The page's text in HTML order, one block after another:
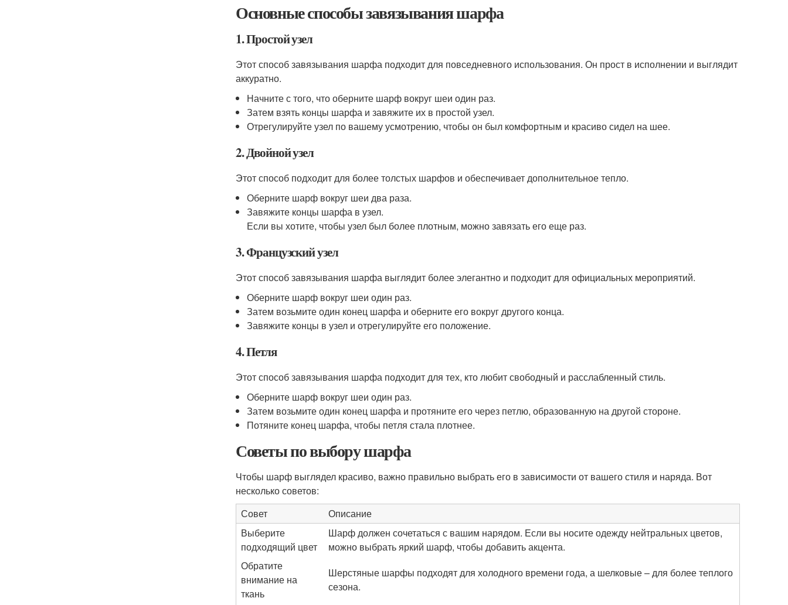
Основные способы завязывания шарфа
1. Простой узел
Этот способ завязывания шарфа подходит для повседневного использования. Он прост в исполнении и выглядит
аккуратно.
Начните с того, что оберните шарф вокруг шеи один раз.
Затем взять концы шарфа и завяжите их в простой узел.
Отрегулируйте узел по вашему усмотрению, чтобы он был комфортным и красиво сидел на шее.
2. Двойной узел
Этот способ подходит для более толстых шарфов и обеспечивает дополнительное тепло.
Оберните шарф вокруг шеи два раза.
Завяжите концы шарфа в узел.
Если вы хотите, чтобы узел был более плотным, можно завязать его еще раз.
3. Французский узел
Этот способ завязывания шарфа выглядит более элегантно и подходит для официальных мероприятий.
Оберните шарф вокруг шеи один раз.
Затем возьмите один конец шарфа и оберните его вокруг другого конца.
Завяжите концы в узел и отрегулируйте его положение.
4. Петля
Этот способ завязывания шарфа подходит для тех, кто любит свободный и расслабленный стиль.
Оберните шарф вокруг шеи один раз.
Затем возьмите один конец шарфа и протяните его через петлю, образованную на другой стороне.
Потяните конец шарфа, чтобы петля стала плотнее.
Советы по выбору шарфа
Чтобы шарф выглядел красиво, важно правильно выбрать его в зависимости от вашего стиля и наряда. Вот
несколько советов:
Совет
Описание
Выберите
подходящий цвет
Шарф должен сочетаться с вашим нарядом. Если вы носите одежду нейтральных цветов,
можно выбрать яркий шарф, чтобы добавить акцента.
Обратите
внимание на
ткань
Шерстяные шарфы подходят для холодного времени года, а шелковые – для более теплого
сезона.